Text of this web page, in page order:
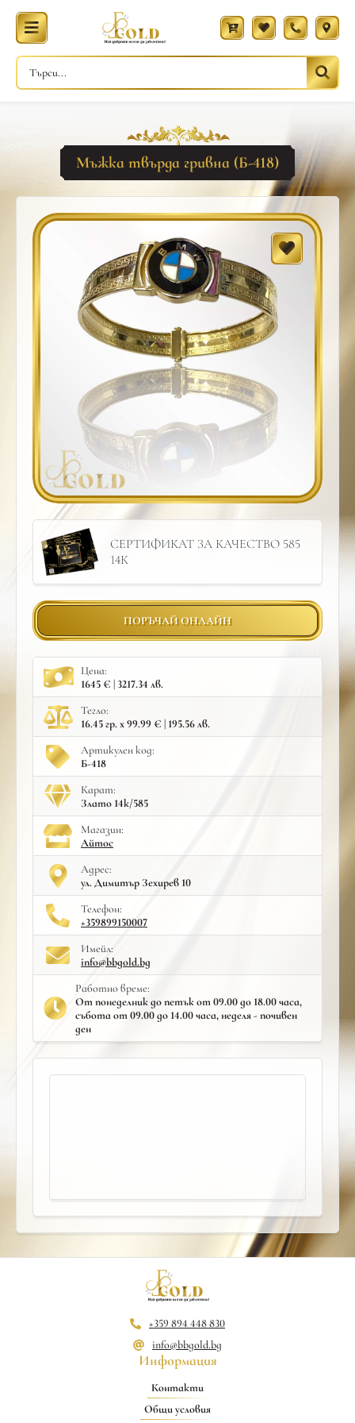
Мъжка твърда гривна (Б-418)
СЕРТИФИКАТ ЗА КАЧЕСТВО 585
14К
ПОРЪЧАЙ ОНЛАЙН
Цена:
1645 € | 3217.34 лв.
Тегло:
16.45 гр. x 99.99 € | 195.56 лв.
Артикулен код:
Б-418
Карат:
Злато 14к/585
Mагазин:
Айтос
Адрес:
ул. Димитър Зехирев 10
Телефон:
+359899150007
Имейл:
info@bbgold.bg
Работно време:
От понеделник до петък от 09.00 до 18.00 часа,
събота от 09.00 до 14.00 часа, неделя - почивен
ден
+359 894 448 830
info@bbgold.bg
Информация
Контакти
Общи условия